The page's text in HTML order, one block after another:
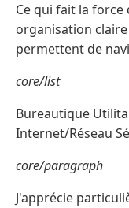
Ce qui fait la force
organisation
permettent de
core/list
Bureautique
Internet/Réseau
core/paragraph
J'apprécie